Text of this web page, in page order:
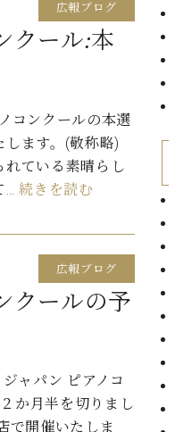
広報ブログ
クール:本
コンクールの本選
ます。(敬称略)
れている素晴らし
…続きを読む
広報ブログ
クールの予
ャパン ピアノコ
か月半を切りまし
で開催いたしま